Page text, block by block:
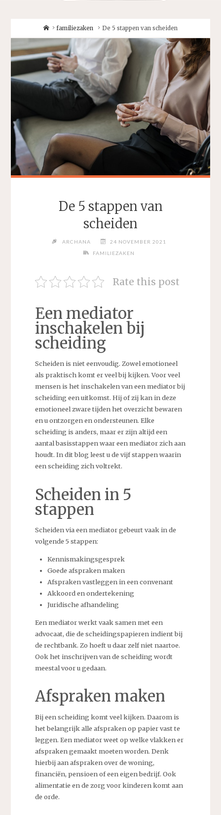
Homefamiliezaken De 5 stappen van scheiden
De 5 stappen van
scheiden
ARCHANA
24 NOVEMBER 2021
FAMILIEZAKEN
Rate this post
Een mediator
inschakelen bij
scheiding
Scheiden is niet eenvoudig. Zowel emotioneel
als praktisch komt er veel bij kijken. Voor veel
mensen is het inschakelen van een mediator bij
scheiding een uitkomst. Hij of zij kan in deze
emotioneel zware tijden het overzicht bewaren
en u ontzorgen en ondersteunen. Elke
scheiding is anders, maar er zijn altijd een
aantal basisstappen waar een mediator zich aan
houdt. In dit blog leest u de vijf stappen waarin
een scheiding zich voltrekt.
Scheiden in 5
stappen
Scheiden via een mediator gebeurt vaak in de
volgende 5 stappen:
Kennismakingsgesprek
Goede afspraken maken
Afspraken vastleggen in een convenant
Akkoord en ondertekening
Juridische afhandeling
Een mediator werkt vaak samen met een
advocaat, die de scheidingspapieren indient bij
de rechtbank. Zo hoeft u daar zelf niet naartoe.
Ook het inschrijven van de scheiding wordt
meestal voor u gedaan.
Afspraken maken
Bij een scheiding komt veel kijken. Daarom is
het belangrijk alle afspraken op papier vast te
leggen. Een mediator weet op welke vlakken er
afspraken gemaakt moeten worden. Denk
hierbij aan afspraken over de woning,
financiën, pensioen of een eigen bedrijf. Ook
alimentatie en de zorg voor kinderen komt aan
de orde.